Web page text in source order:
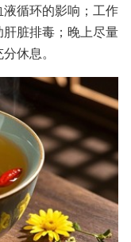
循环的影响；工作
脏排毒；晚上尽量
休息。